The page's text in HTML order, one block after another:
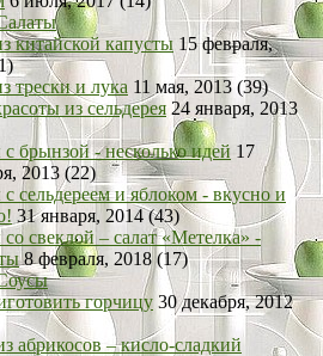
китайской капусты 15 февраля,
трески и лука 11 мая, 2013 (39)
из сельдерея 24 января, 2013
брынзой - несколько идей 17
2013 (22)
сельдереем и яблоком - вкусно и
31 января, 2014 (43)
свеклой – салат «Метелка» -
8 февраля, 2018 (17)
горчицу 30 декабря, 2012
абрикосов – кисло-сладкий